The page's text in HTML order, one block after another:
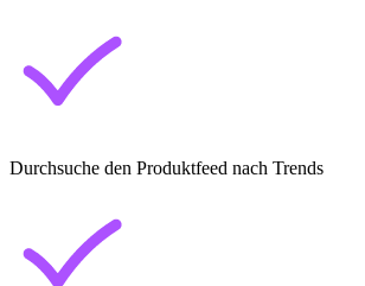
Durchsuche den Produktfeed nach Trends